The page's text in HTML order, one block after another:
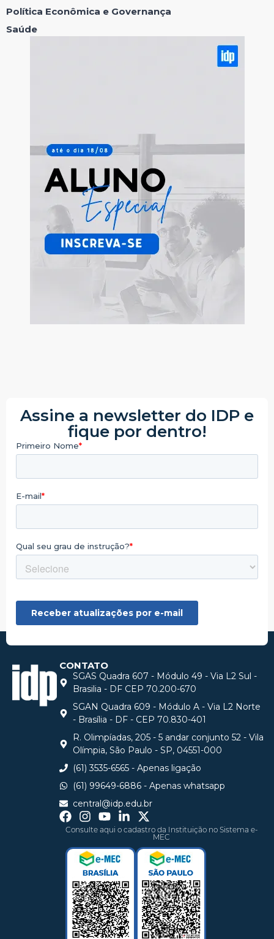
Política Econômica e Governança
Saúde
Assine a newsletter do IDP e
fique por dentro!
CONTATO
SGAS Quadra 607 - Módulo 49 - Via L2 Sul -
Brasilia - DF CEP 70.200-670
SGAN Quadra 609 - Módulo A - Via L2 Norte
- Brasília - DF - CEP 70.830-401
R. Olimpíadas, 205 - 5 andar conjunto 52 - Vila
Olímpia, São Paulo - SP, 04551-000
(61) 3535-6565 - Apenas ligação
(61) 99649-6886 - Apenas whatsapp
central@idp.edu.br
Consulte aqui o cadastro da Instituição no Sistema e-
MEC